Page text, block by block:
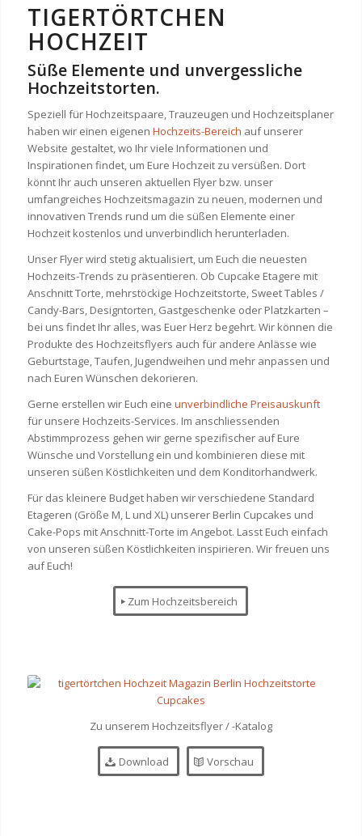
Zu unserem Hochzeitsflyer / -Katalog
Download Vorschau
TIGERTÖRTCHEN
HOCHZEIT
Süße Elemente und unvergessliche
Hochzeitstorten.
Speziell für Hochzeitspaare, Trauzeugen und Hochzeitsplaner
haben wir einen eigenen Hochzeits-Bereich auf unserer
Website gestaltet, wo Ihr viele Informationen und
Inspirationen findet, um Eure Hochzeit zu versüßen. Dort
könnt Ihr auch unseren aktuellen Flyer bzw. unser
umfangreiches Hochzeitsmagazin zu neuen, modernen und
innovativen Trends rund um die süßen Elemente einer
Hochzeit kostenlos und unverbindlich herunterladen.
Unser Flyer wird stetig aktualisiert, um Euch die neuesten
Hochzeits-Trends zu präsentieren. Ob Cupcake Etagere mit
Anschnitt Torte, mehrstöckige Hochzeitstorte, Sweet Tables /
Candy-Bars, Designtorten, Gastgeschenke oder Platzkarten –
bei uns findet Ihr alles, was Euer Herz begehrt. Wir können die
Produkte des Hochzeitsflyers auch für andere Anlässe wie
Geburtstage, Taufen, Jugendweihen und mehr anpassen und
nach Euren Wünschen dekorieren.
Gerne erstellen wir Euch eine unverbindliche Preisauskunft
für unsere Hochzeits-Services. Im anschliessenden
Abstimmprozess gehen wir gerne spezifischer auf Eure
Wünsche und Vorstellung ein und kombinieren diese mit
unseren süßen Köstlichkeiten und dem Konditorhandwerk.
Für das kleinere Budget haben wir verschiedene Standard
Etageren (Größe M, L und XL) unserer Berlin Cupcakes und
Cake-Pops mit Anschnitt-Torte im Angebot. Lasst Euch einfach
von unseren süßen Köstlichkeiten inspirieren. Wir freuen uns
auf Euch!
Zum Hochzeitsbereich